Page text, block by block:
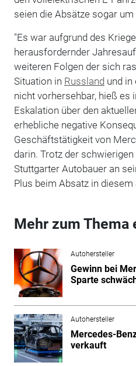
seien die Absätze sogar
"Es war aufgrund des
herausfordernder
weiteren Folgen der sich
Situation in Russland und in
nicht vorhersehbar, hieß es
Eskalation über den
erhebliche negative
Geschäftstätigkeit von
darin. Trotz der
Stuttgarter Autobauer an
Plus beim Absatz in diesem
Mehr zum Thema
Autohersteller
Gewinn bei
Sparte
Autohersteller
Mercedes-
verkauft